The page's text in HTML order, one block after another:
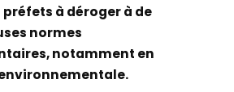
à déroger à de
normes
notamment en